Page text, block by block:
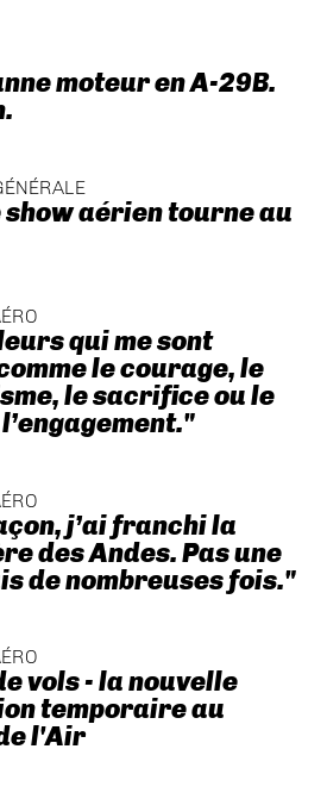
moteur en A-29B.
show aérien tourne au
qui me sont
le courage, le
le sacrifice ou le
j’ai franchi la
des Andes. Pas une
de nombreuses fois."
vols - la nouvelle
temporaire au
l'Air